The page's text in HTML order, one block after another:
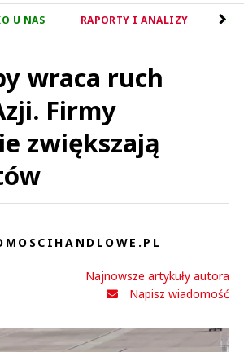
U NAS RAPORTY I ANALIZY
wraca ruch
Firmy
zwiększają
Najnowsze artykuły autora
Napisz wiadomość